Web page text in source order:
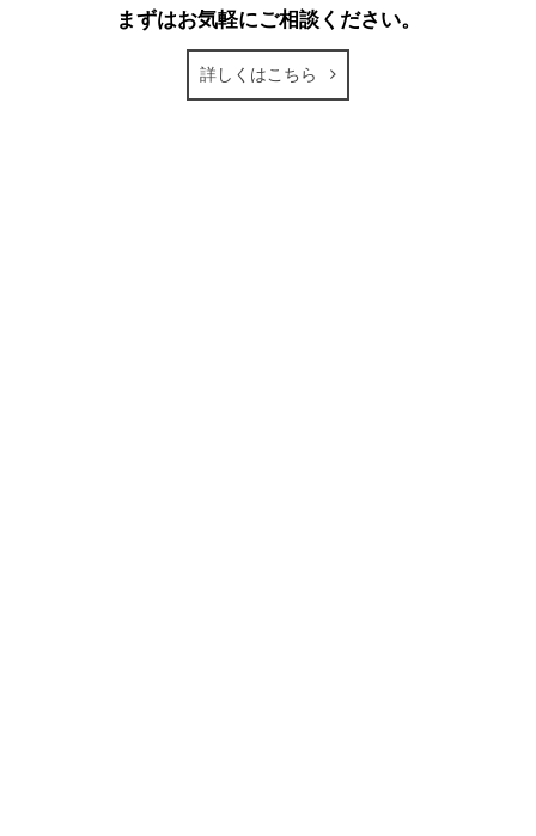
まずはお気軽にご相談ください。
詳しくはこちら